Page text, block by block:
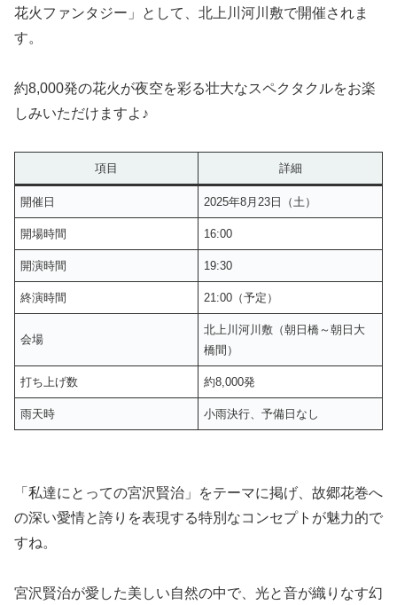
花火ファンタジー」として、北上川河川敷で開催されま
す。
約8,000発の花火が夜空を彩る壮大なスペクタクルをお楽
しみいただけますよ♪
項目 詳細
開催日 2025年8月23日（土）
開場時間 16:00
開演時間 19:30
終演時間 21:00（予定）
会場
北上川河川敷（朝日橋～朝日大
橋間）
打ち上げ数 約8,000発
雨天時 小雨決行、予備日なし
「私達にとっての宮沢賢治」をテーマに掲げ、故郷花巻へ
の深い愛情と誇りを表現する特別なコンセプトが魅力的で
すね。
宮沢賢治が愛した美しい自然の中で、光と音が織りなす幻